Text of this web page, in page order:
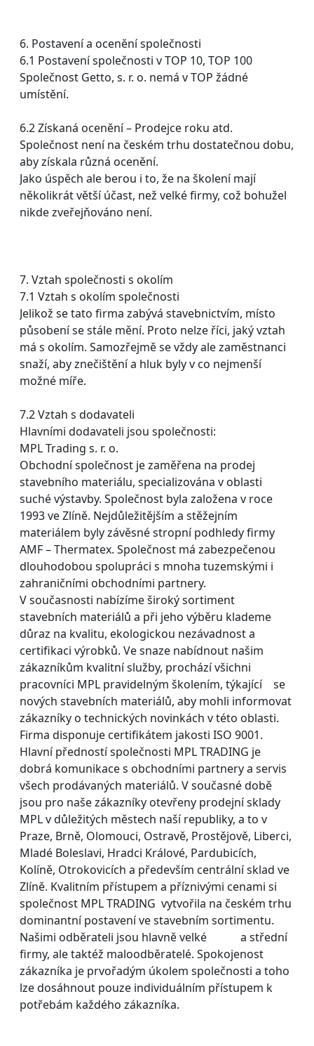
6. Postavení a ocenění společnosti
6.1 Postavení společnosti v TOP 10, TOP 100
Společnost Getto, s. r. o. nemá v TOP žádné
umístění.
6.2 Získaná ocenění – Prodejce roku atd.
Společnost není na českém trhu dostatečnou dobu,
aby získala různá ocenění.
Jako úspěch ale berou i to, že na školení mají
několikrát větší účast, než velké firmy, což bohužel
nikde zveřejňováno není.
7. Vztah společnosti s okolím
7.1 Vztah s okolím společnosti
Jelikož se tato firma zabývá stavebnictvím, místo
působení se stále mění. Proto nelze říci, jaký vztah
má s okolím. Samozřejmě se vždy ale zaměstnanci
snaží, aby znečištění a hluk byly v co nejmenší
možné míře.
7.2 Vztah s dodavateli
Hlavními dodavateli jsou společnosti:
MPL Trading s. r. o.
Obchodní společnost je zaměřena na prodej
stavebního materiálu, specializována v oblasti
suché výstavby. Společnost byla založena v roce
1993 ve Zlíně. Nejdůležitějším a stěžejním
materiálem byly závěsné stropní podhledy firmy
AMF – Thermatex. Společnost má zabezpečenou
dlouhodobou spolupráci s mnoha tuzemskými i
zahraničními obchodními partnery.
V současnosti nabízíme široký sortiment
stavebních materiálů a při jeho výběru klademe
důraz na kvalitu, ekologickou nezávadnost a
certifikaci výrobků. Ve snaze nabídnout našim
zákazníkům kvalitní služby, prochází všichni
pracovníci MPL pravidelným školením, týkající se
nových stavebních materiálů, aby mohli informovat
zákazníky o technických novinkách v této oblasti.
Firma disponuje certifikátem jakosti ISO 9001.
Hlavní předností společnosti MPL TRADING je
dobrá komunikace s obchodními partnery a servis
všech prodávaných materiálů. V současné době
jsou pro naše zákazníky otevřeny prodejní sklady
MPL v důležitých městech naší republiky, a to v
Praze, Brně, Olomouci, Ostravě, Prostějově, Liberci,
Mladé Boleslavi, Hradci Králové, Pardubicích,
Kolíně, Otrokovicích a především centrální sklad ve
Zlíně. Kvalitním přístupem a příznivými cenami si
společnost MPL TRADING vytvořila na českém trhu
dominantní postavení ve stavebním sortimentu.
Našimi odběrateli jsou hlavně velké a střední
firmy, ale taktéž maloodběratelé. Spokojenost
zákazníka je prvořadým úkolem společnosti a toho
lze dosáhnout pouze individuálním přístupem k
potřebám každého zákazníka.